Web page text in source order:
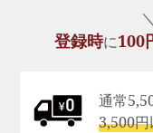
登録時に100
通常
3,500